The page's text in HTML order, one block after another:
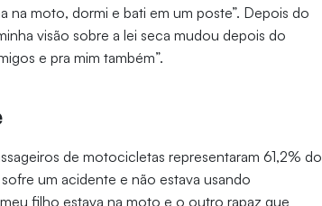
na moto, dormi e bati em um poste”. Depois do
visão sobre a lei seca mudou depois do
e pra mim também”.
de motocicletas representaram 61,2% do
um acidente e não estava usando
filho estava na moto e o outro rapaz que